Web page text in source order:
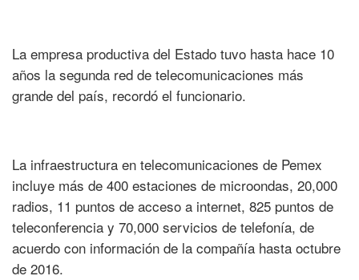
La empresa productiva del Estado tuvo hasta hace 10
años la segunda red de telecomunicaciones más
grande del país, recordó el funcionario.
La infraestructura en telecomunicaciones de Pemex
incluye más de 400 estaciones de microondas, 20,000
radios, 11 puntos de acceso a internet, 825 puntos de
teleconferencia y 70,000 servicios de telefonía, de
acuerdo con información de la compañía hasta octubre
de 2016.